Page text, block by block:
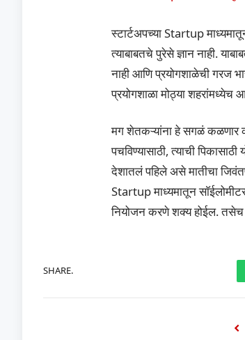
स्टार्टअपच्या Startup
त्याबाबतचे पुरेसे ज्ञान नाही.
नाही आणि प्रयोगशाळेची गरज
प्रयोगशाळा मोठ्या शहरांमध्येच
मग शेतकऱ्यांना हे सगळं कळणार
पचविण्यासाठी, त्याची
देशातलं पहिले असे मातीचा
Startup माध्यमातून
नियोजन करणे शक्य होईल. तसेच
SHARE.